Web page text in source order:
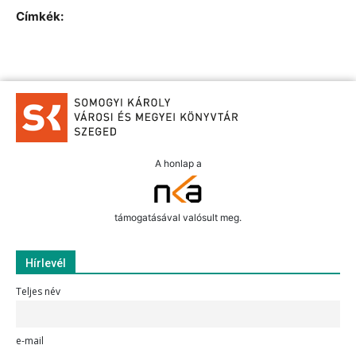
Címkék:
A honlap a
támogatásával valósult meg.
Hírlevél
Teljes név
e-mail